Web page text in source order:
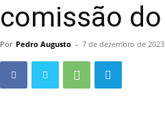
comissão
Por Pedro Augusto - 7 de dezembro de 2023